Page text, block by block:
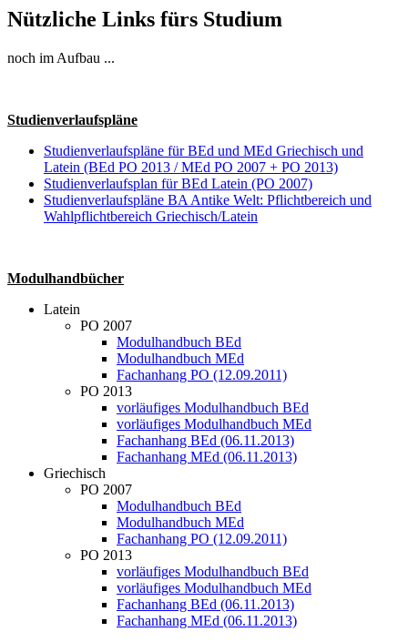
Nützliche Links fürs Studium
noch im Aufbau ...
Studienverlaufspläne
Studienverlaufspläne für BEd und MEd Griechisch und
Latein (BEd PO 2013 / MEd PO 2007 + PO 2013)
Studienverlaufsplan für BEd Latein (PO 2007)
Studienverlaufspläne BA Antike Welt: Pflichtbereich und
Wahlpflichtbereich Griechisch/Latein
Modulhandbücher
Latein
PO 2007
Modulhandbuch BEd
Modulhandbuch MEd
Fachanhang PO (12.09.2011)
PO 2013
vorläufiges Modulhandbuch BEd
vorläufiges Modulhandbuch MEd
Fachanhang BEd (06.11.2013)
Fachanhang MEd (06.11.2013)
Griechisch
PO 2007
Modulhandbuch BEd
Modulhandbuch MEd
Fachanhang PO (12.09.2011)
PO 2013
vorläufiges Modulhandbuch BEd
vorläufiges Modulhandbuch MEd
Fachanhang BEd (06.11.2013)
Fachanhang MEd (06.11.2013)